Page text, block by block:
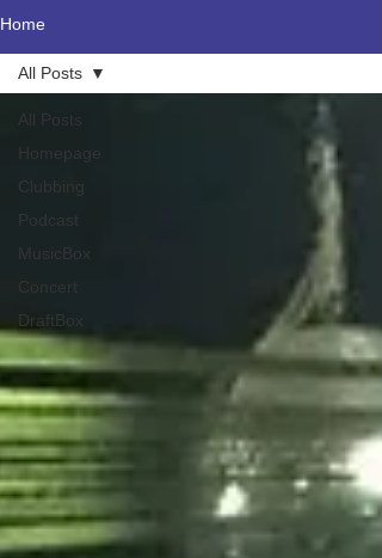
Home
All Posts
Homepage
Clubbing
Podcast
MusicBox
Concert
DraftBox
All Posts